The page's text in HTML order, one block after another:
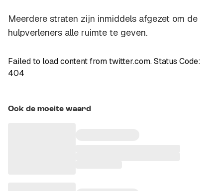
Meerdere straten zijn inmiddels afgezet om de
hulpverleners alle ruimte te geven.
Failed to load content from twitter.com. Status Code:
404
Ook de moeite waard